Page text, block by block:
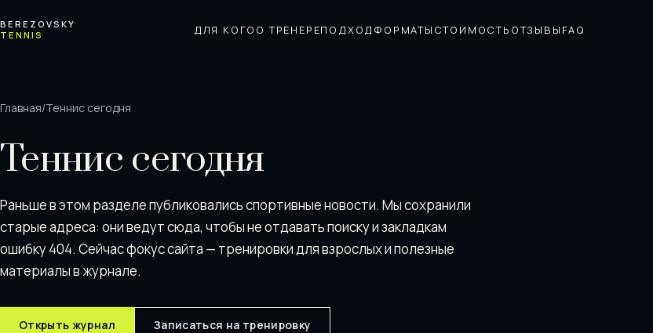
BEREZOVSKY
TENNIS
ДЛЯ КОГО О ТРЕНЕРЕПОДХОД ФОРМАТЫ СТОИМОСТЬ ОТЗЫВЫ FAQ
Главная/Теннис сегодня
Теннис сегодня
Раньше в этом разделе публиковались спортивные новости. Мы сохранили
старые адреса: они ведут сюда, чтобы не отдавать поискy и закладкам
ошибку 404. Сейчас фокус сайта — тренировки для взрослых и полезные
материалы в журнале.
Открыть журнал Записаться на тренировку